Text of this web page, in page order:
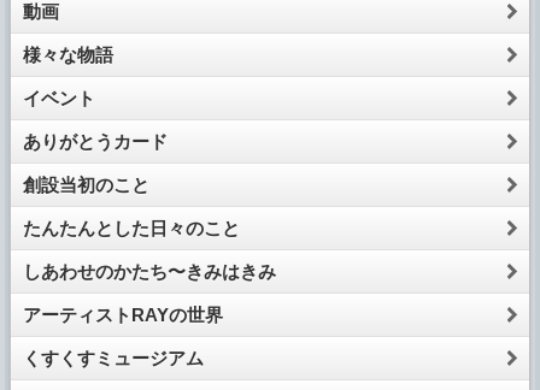
動画
様々な物語
イベント
ありがとうカード
創設当初のこと
たんたんとした日々のこと
しあわせのかたち〜きみはきみ
アーティストRAYの世界
くすくすミュージアム